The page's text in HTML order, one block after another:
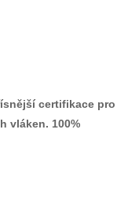
certifikace pro
vláken. 100%